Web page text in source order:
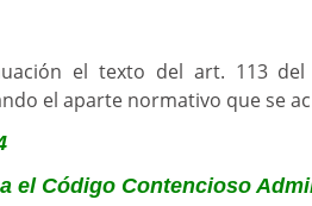
el texto del art. 113 del
el aparte normativo que se
el Código Contencioso